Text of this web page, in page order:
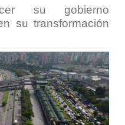
su gobierno
su transformación